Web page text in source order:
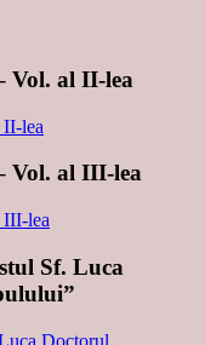
Vol. al II-lea
Vol. al III-lea
Sf. Luca